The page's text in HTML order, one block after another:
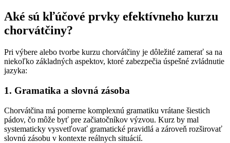
Aké sú kľúčové prvky efektívneho kurzu
chorvátčiny?
Pri výbere alebo tvorbe kurzu chorvátčiny je dôležité zamerať sa na
niekoľko základných aspektov, ktoré zabezpečia úspešné zvládnutie
jazyka:
1. Gramatika a slovná zásoba
Chorvátčina má pomerne komplexnú gramatiku vrátane šiestich
pádov, čo môže byť pre začiatočníkov výzvou. Kurz by mal
systematicky vysvetľovať gramatické pravidlá a zároveň rozširovať
slovnú zásobu v kontexte reálnych situácií.